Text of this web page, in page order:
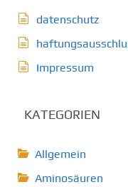
datenschutz
Impressum
KATEGORIEN
Allgemein
Aminosäuren